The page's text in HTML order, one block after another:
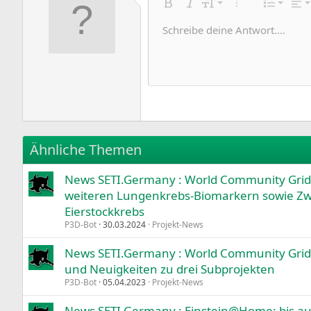
Fett KursivSchriftgröße
10
18
WeitereListeNormal
Textfarbe
Schriftfamilie
Arial
Times New Roman
Verdana
Durchgestrichen
Unterstrichen
Inline-Code
Inline-
SmileysMedienZitatTabelle einfügen
InsertSpoiler
Wiederholen
Formatierung entfernen
BBCode umschalten
EntwürfeEntwurf
Schreibe deine Antwort....
Ähnliche Themen
News SETI.Germany : World Community
weiteren Lungenkrebs-Biomarkern sowie
Eierstockkrebs
P3D-Bot 30.03.2024 Projekt-News
News SETI.Germany : World Community
und Neuigkeiten zu drei Subprojekten
P3D-Bot 05.04.2023 Projekt-News